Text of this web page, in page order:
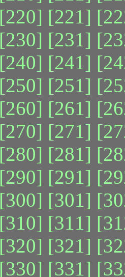
[220] [221]
[230] [231]
[240] [241]
[250] [251]
[260] [261]
[270] [271]
[280] [281]
[290] [291]
[300] [301]
[310] [311]
[320] [321]
[330] [331]